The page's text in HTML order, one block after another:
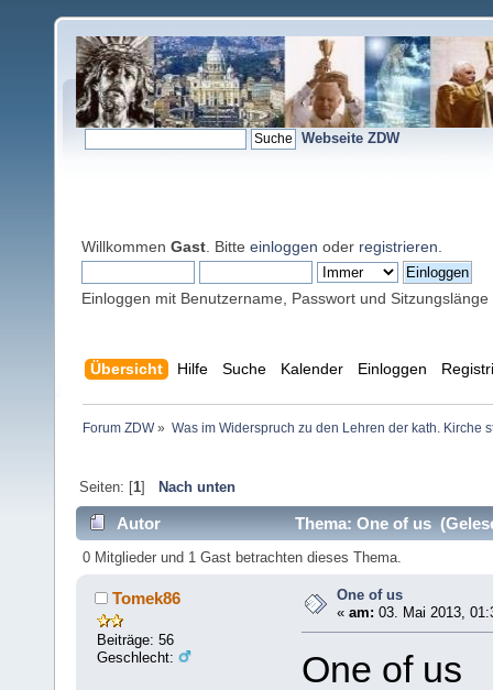
Webseite ZDW
Willkommen Gast . Bitte einloggen oder registrieren
Einloggen mit Benutzername, Passwort und Sitzungslänge
Übersicht Hilfe Suche Kalender Einloggen
Forum ZDW» Was im Widerspruch zu den Lehren der kath. Kirche
Seiten: [1] Nach unten
Autor Thema: One of us
0 Mitglieder und 1 Gast betrachten dieses Thema.
Tomek86
Beiträge: 56
Geschlecht:
One of us
«am: 03. Mai 2013,
One of us